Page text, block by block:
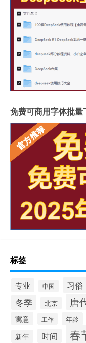
免费可商用字体批量
标签
专业 中国 习俗
冬季 北京 唐
寓意 工作 年龄
新年 时间 春